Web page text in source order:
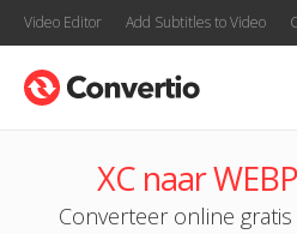
Video Editor Add Subtitles to Video
XC naar
Converteer online